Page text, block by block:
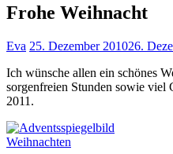
Frohe Weihnacht
Eva 25. Dezember 201026.
Ich wünsche allen ein schönes
sorgenfreien Stunden sowie viel
2011.
Weihnachten